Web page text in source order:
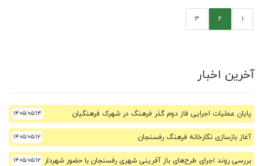
۱ ۲ ۳
آخرین اخبار
پایان عملیات اجرایی فاز دوم گذر فرهنگ در شهرک فرهنگیان ۱۴۰۵/۰۵/۱۴
آغاز بازسازی نگارخانه فرهنگ رفسنجان ۱۴۰۵/۰۵/۱۲
بررسی روند اجرای طرح‌های باز آفرینی شهری رفسنجان با حضور شهردار ۱۴۰۵/۰۵/۱۲